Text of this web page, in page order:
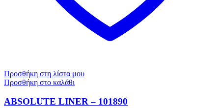
Προσθήκη στη λίστα μου
Προσθήκη στο καλάθι
ABSOLUTE LINER – 101890